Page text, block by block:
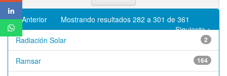
Mostrando resultados 282 a 301 de 361
< Anterior
Siguiente >
Radiación Solar
2
Ramsar 164